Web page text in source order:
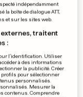
quitte le FC
à Lens
vie retrouvé du
indépendamment
la boîte de dialogue ATT,
et sur les sites web.
traitent
:
l’identification. Utiliser
à des informations
la publicité. Créer
pour sélectionner
personnalisés.
Mesurer la
contenus. Comprendre